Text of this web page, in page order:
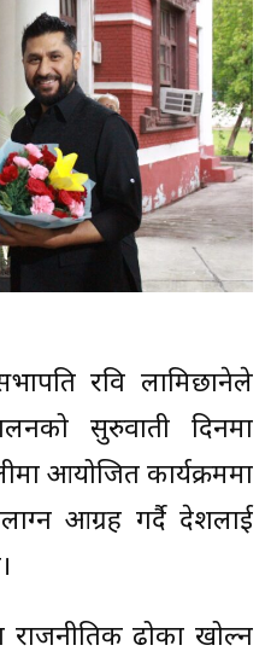
रवि लामिछानेले
सुरुवाती दिनमा
आयोजित कार्यक्रममा
आग्रह गर्दै देशलाई
राजनीतिक ढोका खोल्न